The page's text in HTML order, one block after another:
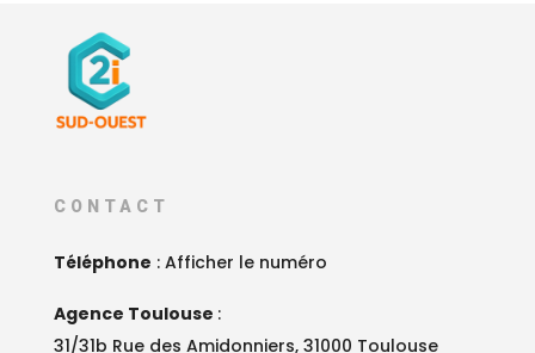
CONTACT
Téléphone : Afficher le numéro
Agence Toulouse :
31/31b Rue des Amidonniers, 31000 Toulouse